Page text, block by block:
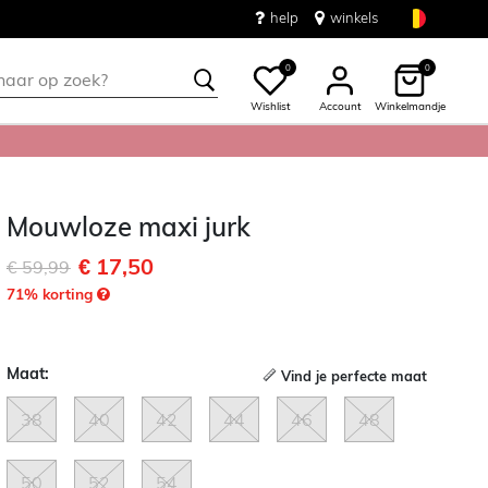
help winkels
0
Wishlist Account
0
Winkelmandje
Mouwloze maxi jurk
Afgeprijsd van
€ 59,99naar
€ 17,50
71% korting
Maat: Vind je perfecte maat
38 40 42 44 46 48
50 52 54